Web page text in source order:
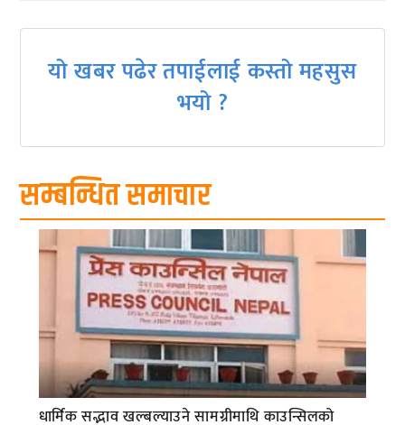
यो खबर पढेर तपाईलाई कस्तो महसुस
भयो ?
सम्बन्धित समाचार
धार्मिक सद्भाव खल्बल्याउने सामग्रीमाथि काउन्सिलको